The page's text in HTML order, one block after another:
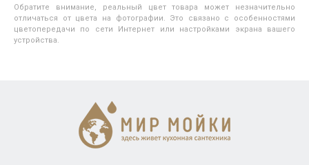
Обратите внимание, реальный цвет товара может незначительно
отличаться от цвета на фотографии. Это связано с особенностями
цветопередачи по сети Интернет или настройками экрана вашего
устройства.